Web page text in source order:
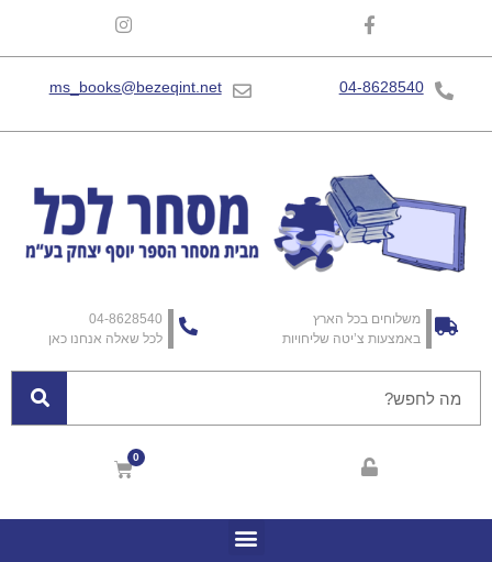
04-8628540
ms_books@bezeqint.net
משלוחים בכל הארץ
באמצעות צ’יטה שליחויות
04-8628540
לכל שאלה אנחנו כאן